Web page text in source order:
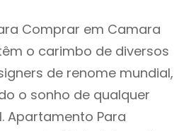
Comprar em Camara
o carimbo de diversos
de renome mundial,
o sonho de qualquer
Apartamento Para